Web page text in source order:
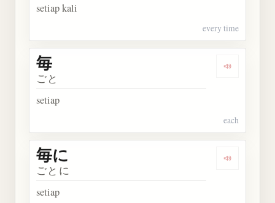
setiap kali
every time
Dengarkan
毎
ごと
setiap
each
Dengarkan
毎に
ごとに
setiap